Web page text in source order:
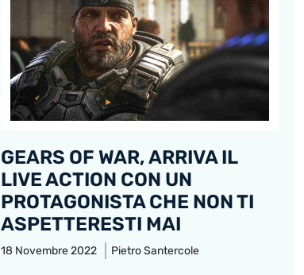
GEARS OF WAR, ARRIVA IL
LIVE ACTION CON UN
PROTAGONISTA CHE NON TI
ASPETTERESTI MAI
18 Novembre 2022 Pietro Santercole